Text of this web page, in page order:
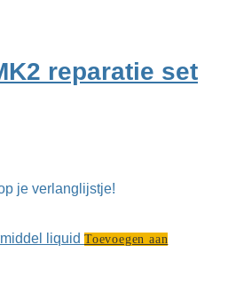
reparatie set
je verlanglijstje!
Toevoegen aan